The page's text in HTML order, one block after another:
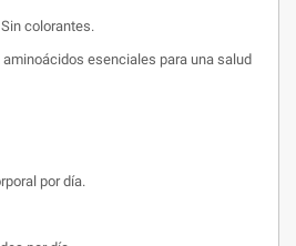
colorantes.
esenciales para una salud
por día.